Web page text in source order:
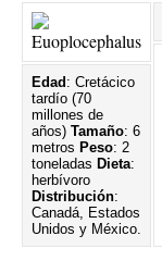
Edad : Cretácico
tardío (70
millones de
años) Tamaño: 6
metros Peso: 2
toneladas Dieta:
herbívoro
Distribución:
Canadá, Estados
Unidos y México.